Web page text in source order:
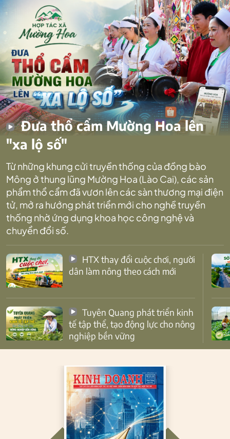
Đưa thổ cẩm Mường Hoa lên
"xa lộ số"
Từ những khung cửi truyền thống của đồng bào
Mông ở thung lũng Mường Hoa (Lào Cai), các sản
phẩm thổ cẩm đã vươn lên các sàn thương mại điện
tử, mở ra hướng phát triển mới cho nghề truyền
thống nhờ ứng dụng khoa học công nghệ và
chuyển đổi số.
dân làm nông theo cách mới
tế tập thể, tạo động lực cho nông
nghiệp bền vững